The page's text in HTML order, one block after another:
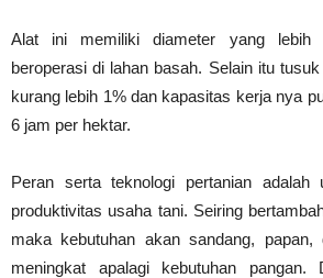
Alat ini memiliki diameter yang lebih
beroperasi di lahan basah. Selain itu
kurang lebih 1% dan kapasitas kerja nya
6 jam per hektar.
Peran serta teknologi pertanian adalah
produktivitas usaha tani. Seiring
maka kebutuhan akan sandang, papan,
meningkat apalagi kebutuhan pangan.